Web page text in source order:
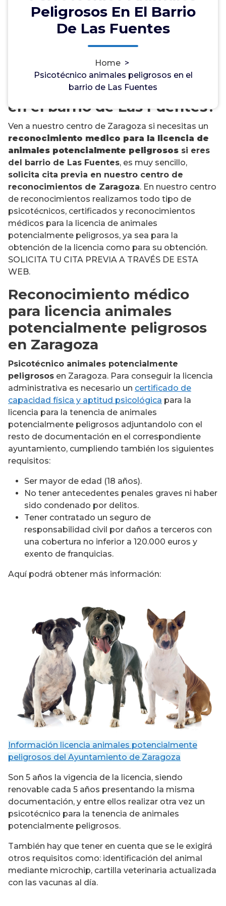
Peligrosos En El Barrio
De Las Fuentes
Home >
Psicotécnico animales peligrosos en el
barrio de Las Fuentes
¿Necesitas un psicotécnico
para la licencia de animales
potencialmente peligrosos
en el barrio de Las Fuentes?
Ven a nuestro centro de Zaragoza si necesitas un
reconocimiento medico para la licencia de
animales potencialmente peligrosos si eres
del barrio de Las Fuentes, es muy sencillo,
solicita cita previa en nuestro centro de
reconocimientos de Zaragoza. En nuestro centro
de reconocimientos realizamos todo tipo de
psicotécnicos, certificados y reconocimientos
médicos para la licencia de animales
potencialmente peligrosos, ya sea para la
obtención de la licencia como para su obtención.
SOLICITA TU CITA PREVIA A TRAVÉS DE ESTA
WEB.
Reconocimiento médico
para licencia animales
potencialmente peligrosos
en Zaragoza
Psicotécnico animales potencialmente
peligrosos en Zaragoza. Para conseguir la licencia
administrativa es necesario un certificado de
capacidad física y aptitud psicológica para la
licencia para la tenencia de animales
potencialmente peligrosos adjuntandolo con el
resto de documentación en el correspondiente
ayuntamiento, cumpliendo también los siguientes
requisitos:
Ser mayor de edad (18 años).
No tener antecedentes penales graves ni haber
sido condenado por delitos.
Tener contratado un seguro de
responsabilidad civil por daños a terceros con
una cobertura no inferior a 120.000 euros y
exento de franquicias.
Aquí podrá obtener más información:
Información licencia animales potencialmente
peligrosos del Ayuntamiento de Zaragoza
Son 5 años la vigencia de la licencia, siendo
renovable cada 5 años presentando la misma
documentación, y entre ellos realizar otra vez un
psicotécnico para la tenencia de animales
potencialmente peligrosos.
También hay que tener en cuenta que se le exigirá
otros requisitos como: identificación del animal
mediante microchip, cartilla veterinaria actualizada
con las vacunas al día.